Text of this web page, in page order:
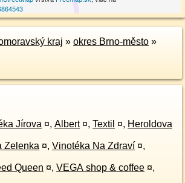
kraj » okres Brno-město »
Jírova ¤, Albert ¤, Textil ¤, Heroldova
Zelenka ¤, Vinotéka Na Zdraví ¤,
Queen ¤, VEGA shop & coffee ¤,